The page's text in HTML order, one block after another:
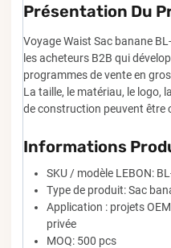
Présentation Du
Voyage Waist Sac banane
les acheteurs B2B qui
programmes de vente en
La taille, le matériau, le logo,
de construction peuvent être
Informations
SKU / modèle LEBON:
Type de produit: Sac
Application : projets
privée
MOQ: 500 pcs